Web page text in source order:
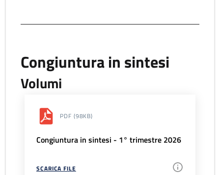
Congiuntura in sintesi
Volumi
PDF (98KB)
Congiuntura in sintesi - 1° trimestre 2026
SCARICA FILE